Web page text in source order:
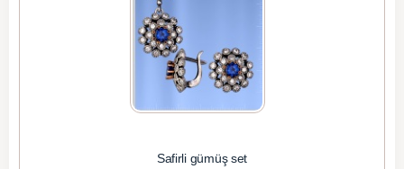
Safirli gümüş set